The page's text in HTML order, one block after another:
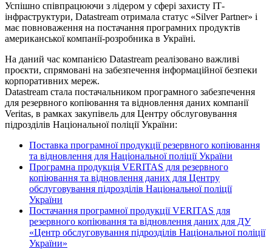
Успішно співпрацюючи з лідером у сфері захисту ІТ-
інфраструктури, Datastream отримала статус «Silver Partner» і
має повноваження на постачання програмних продуктів
американської компанії-розробника в Україні.
На даний час компанією Datastream реалізовано важливі
проєкти, спрямовані на забезпечення інформаційної безпеки
корпоративних мереж.
Datastream стала постачальником програмного забезпечення
для резервного копіювання та відновлення даних компанії
Veritas, в рамках закупівель для Центру обслуговування
підрозділів Національної поліції України:
Поставка програмної продукції резервного копіювання
та відновлення для Національної поліції України
Програмна продукція VERITAS для резервного
копіювання та відновлення даних для Центру
обслуговування підрозділів Національної поліції
України
Постачання програмної продукції VERITAS для
резервного копіювання та відновлення даних для ДУ
«Центр обслуговування підрозділів Національної поліції
України»